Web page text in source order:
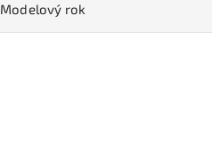
Modelový rok